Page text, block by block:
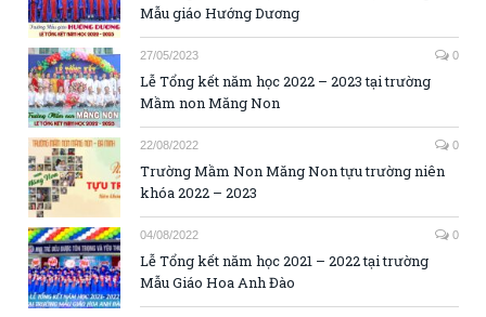
Mẫu giáo Hướng Dương
27/05/2023 0
Lễ Tổng kết năm học 2022 – 2023 tại trường
Mầm non Măng Non
22/08/2022 0
Trường Mầm Non Măng Non tựu trường niên
khóa 2022 – 2023
04/08/2022 0
Lễ Tổng kết năm học 2021 – 2022 tại trường
Mẫu Giáo Hoa Anh Đào